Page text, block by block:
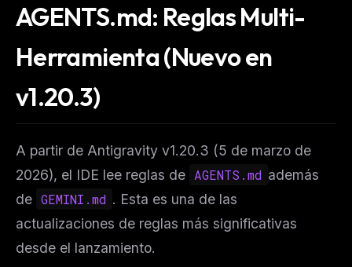
AGENTS.md: Reglas Multi-
Herramienta (Nuevo en
v1.20.3)
A partir de Antigravity v1.20.3 (5 de marzo de
2026), el IDE lee reglas de AGENTS.md además
de GEMINI.md . Esta es una de las
actualizaciones de reglas más significativas
desde el lanzamiento.